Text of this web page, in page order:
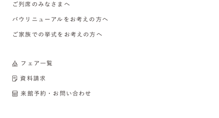
ご列席のみなさまへ
バウリニューアルをお考えの方へ
ご家族での挙式をお考えの方へ
フェア一覧
資料請求
来館予約・お問い合わせ